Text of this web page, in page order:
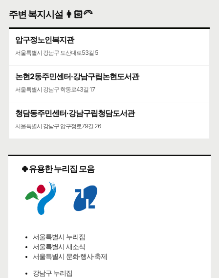
주변 복지시설 👩🏻‍🦳
압구정노인복지관
서울특별시 강남구 도산대로53길 5
논현2동주민센터·강남구립논현도서관
서울특별시 강남구 학동로43길 17
청담동주민센터·강남구립청담도서관
서울특별시 강남구 압구정로79길 26
🍀유용한 누리집 모음
서울특별시 누리집
서울특별시 새소식
서울특별시 문화·행사·축제
강남구 누리집